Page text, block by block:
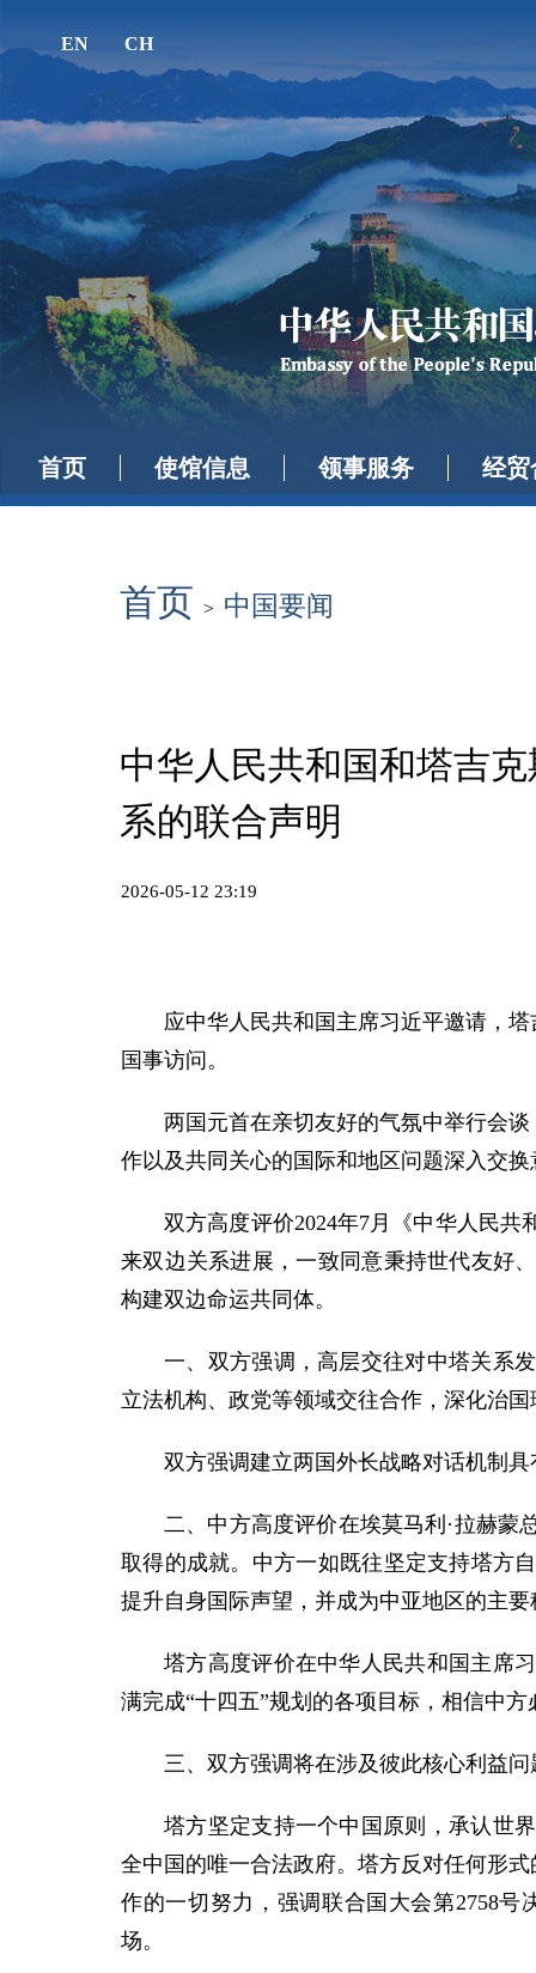
EN CH
首页 使馆信息 领事服务 经贸
首页 > 中国要闻
中华人民共和国和塔吉
系的联合声明
2026-05-12 23:19
应中华人民共和国主席习近平邀请，
国事访问。
两国元首在亲切友好的气氛中举行会
作以及共同关心的国际和地区问题深入交
双方高度评价2024年7月《中华人民
来双边关系进展，一致同意秉持世代友好
构建双边命运共同体。
一、双方强调，高层交往对中塔关系
立法机构、政党等领域交往合作，深化治
双方强调建立两国外长战略对话机制
二、中方高度评价在埃莫马利·拉赫蒙
取得的成就。中方一如既往坚定支持塔方
提升自身国际声望，并成为中亚地区的主
塔方高度评价在中华人民共和国主席
满完成“十四五”规划的各项目标，相信中
三、双方强调将在涉及彼此核心利益
塔方坚定支持一个中国原则，承认世
全中国的唯一合法政府。塔方反对任何形
作的一切努力，强调联合国大会第2758
场。